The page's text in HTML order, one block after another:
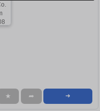
★ ➦ ➜